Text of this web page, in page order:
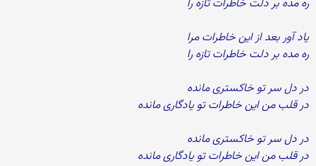
ره مده بر دلت خاطرات تازه را
یاد آور بعد از این خاطرات مرا
ره مده بر دلت خاطرات تازه را
در دل سر تو خاکستری مانده
در قلب من این خاطرات تو یادگاری مانده
در دل سر تو خاکستری مانده
در قلب من این خاطرات تو یادگاری مانده